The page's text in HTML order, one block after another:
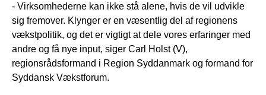
- Virksomhederne kan ikke stå alene, hvis de vil udvikle
sig fremover. Klynger er en væsentlig del af regionens
vækstpolitik, og det er vigtigt at dele vores erfaringer med
andre og få nye input, siger Carl Holst (V),
regionsrådsformand i Region Syddanmark og formand for
Syddansk Vækstforum.